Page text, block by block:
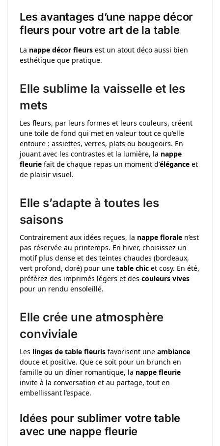
Les avantages d’une nappe décor
fleurs pour votre art de la table
La nappe décor fleurs est un atout déco aussi bien
esthétique que pratique.
Elle sublime la vaisselle et les
mets
Les fleurs, par leurs formes et leurs couleurs, créent
une toile de fond qui met en valeur tout ce qu’elle
entoure : assiettes, verres, plats ou bougeoirs. En
jouant avec les contrastes et la lumière, la nappe
fleurie fait de chaque repas un moment d’élégance et
de plaisir visuel.
Elle s’adapte à toutes les
saisons
Contrairement aux idées reçues, la nappe florale n’est
pas réservée au printemps. En hiver, choisissez un
motif plus dense et des teintes chaudes (bordeaux,
vert profond, doré) pour une table chic et cosy. En été,
préférez des imprimés légers et des couleurs vives
pour un rendu ensoleillé.
Elle crée une atmosphère
conviviale
Les linges de table fleuris favorisent une ambiance
douce et positive. Que ce soit pour un brunch en
famille ou un dîner romantique, la nappe fleurie
invite à la conversation et au partage, tout en
embellissant l’espace.
Idées pour sublimer votre table
avec une nappe fleurie